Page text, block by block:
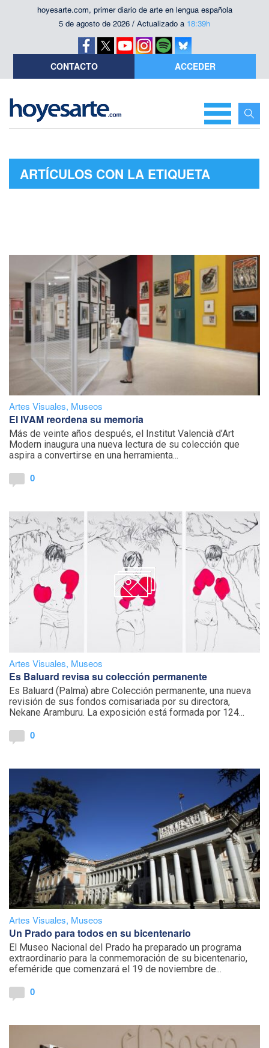
hoyesarte.com, primer diario de arte en lengua española
5 de agosto de 2026 / Actualizado a 18:39h
CONTACTO ACCEDER
ARTÍCULOS CON LA ETIQUETA
Artes Visuales, Museos
El IVAM reordena su memoria
Más de veinte años después, el Institut Valencià d’Art
Modern inaugura una nueva lectura de su colección que
aspira a convertirse en una herramienta...
0
Artes Visuales, Museos
Es Baluard revisa su colección permanente
Es Baluard (Palma) abre Colección permanente, una nueva
revisión de sus fondos comisariada por su directora,
Nekane Aramburu. La exposición está formada por 124...
0
Artes Visuales, Museos
Un Prado para todos en su bicentenario
El Museo Nacional del Prado ha preparado un programa
extraordinario para la conmemoración de su bicentenario,
efeméride que comenzará el 19 de noviembre de...
0